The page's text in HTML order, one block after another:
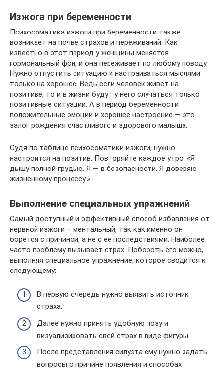
Изжога при беременности
Психосоматика изжоги при беременности также
возникает на почве страхов и переживаний. Как
известно в этот период у женщины меняется
гормональный фон, и она переживает по любому поводу.
Нужно отпустить ситуацию и настраиваться мыслями
только на хорошее. Ведь если человек живет на
позитиве, то и в жизни будут у него случаться только
позитивные ситуации. А в период беременности
положительные эмоции и хорошее настроение — это
залог рождения счастливого и здорового малыша.
Судя по таблице психосоматики изжоги, нужно
настроится на позитив. Повторяйте каждое утро: «Я
дышу полной грудью. Я — в безопасности. Я доверяю
жизненному процессу.»
Выполнение специальных упражнений
Самый доступный и эффективный способ избавления от
нервной изжоги – ментальный, так как именно он
борется с причиной, а не с ее последствиями. Наиболее
часто проблему вызывает страх. Побороть его можно,
выполняя специальное упражнение, которое сводится к
следующему:
В первую очередь нужно выявить источник
страха.
Далее нужно принять удобную позу и
визуализировать свой страх в виде фигуры.
После представления силуэта ему нужно задать
вопросы о причине появления и способах